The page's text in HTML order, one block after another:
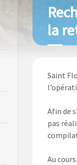
la
Saint
Afin de
pas
Au